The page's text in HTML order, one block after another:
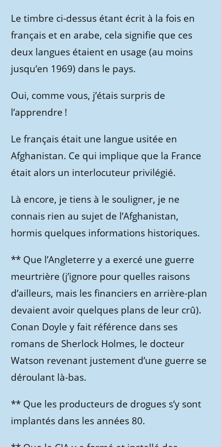
Le timbre ci-dessus étant écrit à la fois en
français et en arabe, cela signifie que ces
deux langues étaient en usage (au moins
jusqu’en 1969) dans le pays.
Oui, comme vous, j’étais surpris de
l’apprendre !
Le français était une langue usitée en
Afghanistan. Ce qui implique que la France
était alors un interlocuteur privilégié.
Là encore, je tiens à le souligner, je ne
connais rien au sujet de l’Afghanistan,
hormis quelques informations historiques.
** Que l’Angleterre y a exercé une guerre
meurtrière (j’ignore pour quelles raisons
d’ailleurs, mais les financiers en arrière-plan
devaient avoir quelques plans de leur crû).
Conan Doyle y fait référence dans ses
romans de Sherlock Holmes, le docteur
Watson revenant justement d’une guerre se
déroulant là-bas.
** Que les producteurs de drogues s’y sont
implantés dans les années 80.